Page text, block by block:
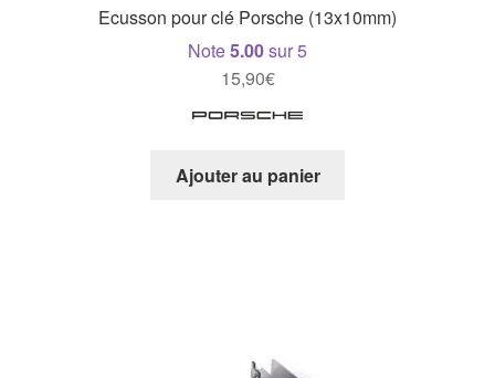
Ecusson pour clé Porsche (13x10mm)
Note5.00sur 5
15,90€
Ajouter au panier